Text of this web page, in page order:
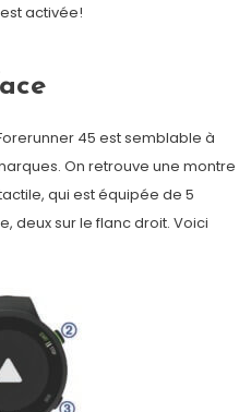
activée!
45 est semblable à
On retrouve une montre
qui est équipée de 5
deux sur le flanc droit. Voici